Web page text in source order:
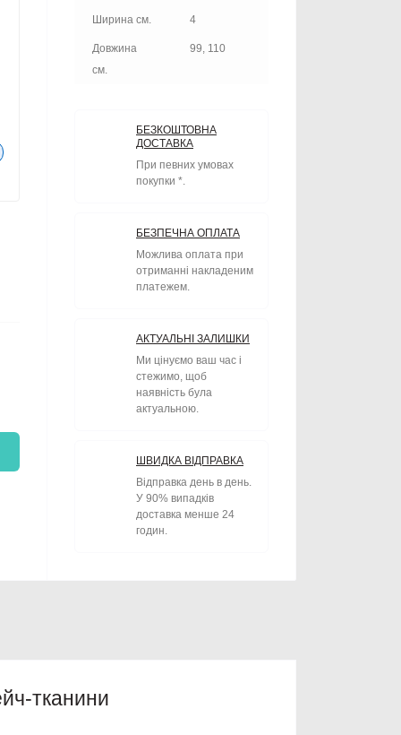
Ширина см. 4
Довжина
см.
99, 110
БЕЗКОШТОВНА
ДОСТАВКА
При певних умовах
покупки *.
БЕЗПЕЧНА ОПЛАТА
Можлива оплата при
отриманні накладеним
платежем.
АКТУАЛЬНІ ЗАЛИШКИ
Ми цінуємо ваш час і
стежимо, щоб
наявність була
актуальною.
ШВИДКА ВІДПРАВКА
Відправка день в день.
У 90% випадків
доставка менше 24
годин.
тканини